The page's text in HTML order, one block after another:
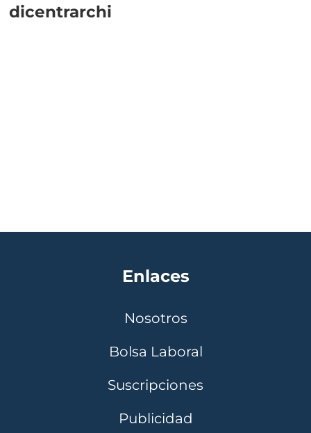
dicentrarchi
Enlaces
Nosotros
Bolsa Laboral
Suscripciones
Publicidad